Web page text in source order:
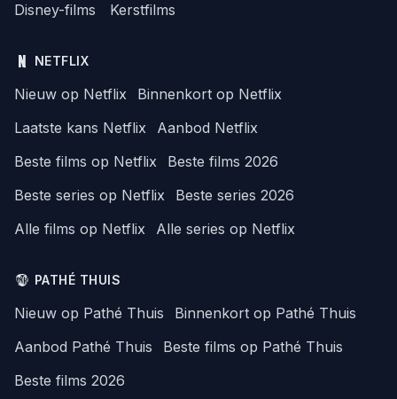
Disney-films
Kerstfilms
NETFLIX
Nieuw op Netflix
Binnenkort op Netflix
Laatste kans Netflix
Aanbod Netflix
Beste films op Netflix
Beste films 2026
Beste series op Netflix
Beste series 2026
Alle films op Netflix
Alle series op Netflix
PATHÉ THUIS
Nieuw op Pathé Thuis
Binnenkort op Pathé Thuis
Aanbod Pathé Thuis
Beste films op Pathé Thuis
Beste films 2026